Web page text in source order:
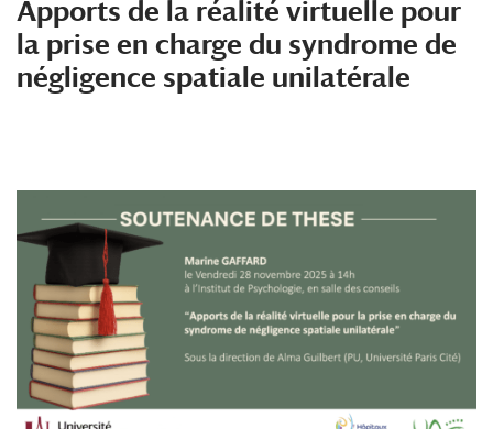
Apports de la réalité virtuelle pour
la prise en charge du syndrome de
négligence spatiale unilatérale